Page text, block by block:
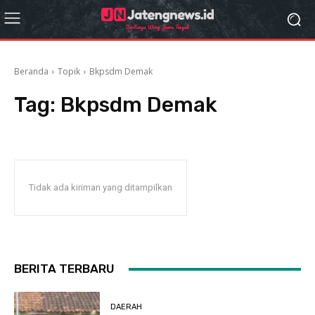
Beranda Topik Bkpsdm Demak
Tag: Bkpsdm Demak
Tidak ada kiriman yang ditampilkan
BERITA TERBARU
DAERAH